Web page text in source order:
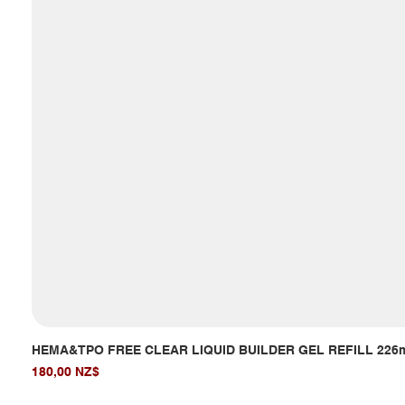
HEMA&TPO FREE CLEAR LIQUID BUILDER GEL REFILL
Giá
180,00 NZ$